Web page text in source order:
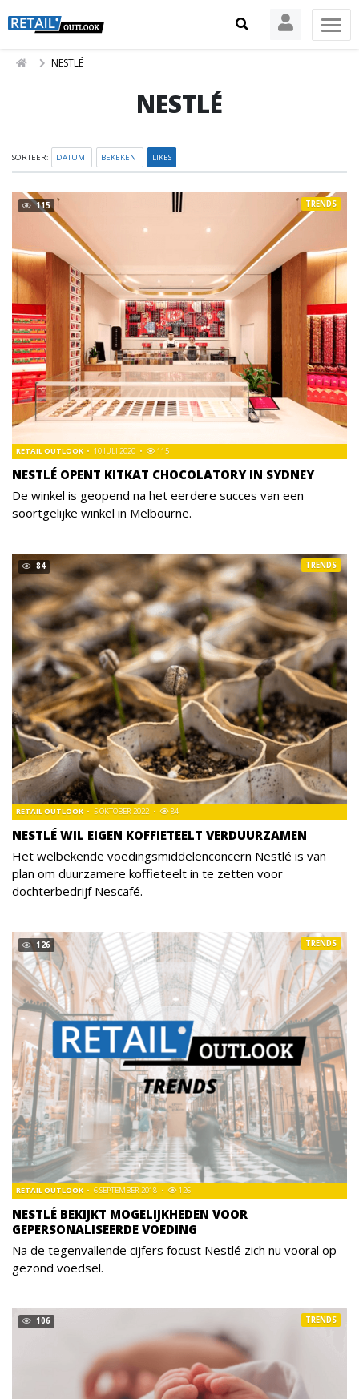
NESTLÉ
NESTLÉ
SORTEER: DATUM BEKEKEN LIKES
115
NESTLÉ OPENT KITKAT CHOCOLATORY IN SYDNEY
RETAIL OUTLOOK 10 JULI 2020 115
TRENDS
De winkel is geopend na het eerdere succes van een
soortgelijke winkel in Melbourne.
84
NESTLÉ WIL EIGEN KOFFIETEELT VERDUURZAMEN
RETAIL OUTLOOK 5 OKTOBER 2022 84
TRENDS
Het welbekende voedingsmiddelenconcern Nestlé is van
plan om duurzamere koffieteelt in te zetten voor
dochterbedrijf Nescafé.
126
NESTLÉ BEKIJKT MOGELIJKHEDEN VOOR
GEPERSONALISEERDE VOEDING
RETAIL OUTLOOK 6 SEPTEMBER 2018 126
TRENDS
Na de tegenvallende cijfers focust Nestlé zich nu vooral op
gezond voedsel.
106 TRENDS